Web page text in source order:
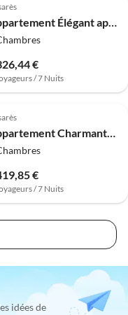
€
/ 7 Nuits
€
/ 7 Nuits
idées de